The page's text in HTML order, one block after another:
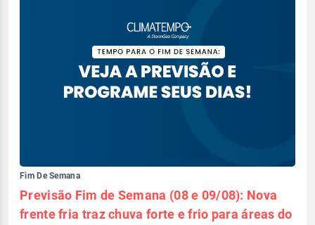
Fim De Semana
Previsão Fim de Semana (08 e 09/08): Nova
frente fria traz chuva forte e frio para áreas do